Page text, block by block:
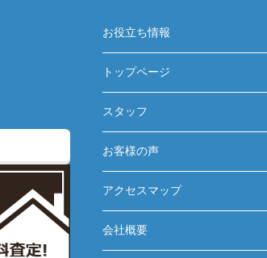
お役立ち情報
トップページ
スタッフ
お客様の声
アクセスマップ
会社概要